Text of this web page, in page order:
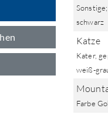
schwarz
Katze
Kater,
weiß-
Farbe